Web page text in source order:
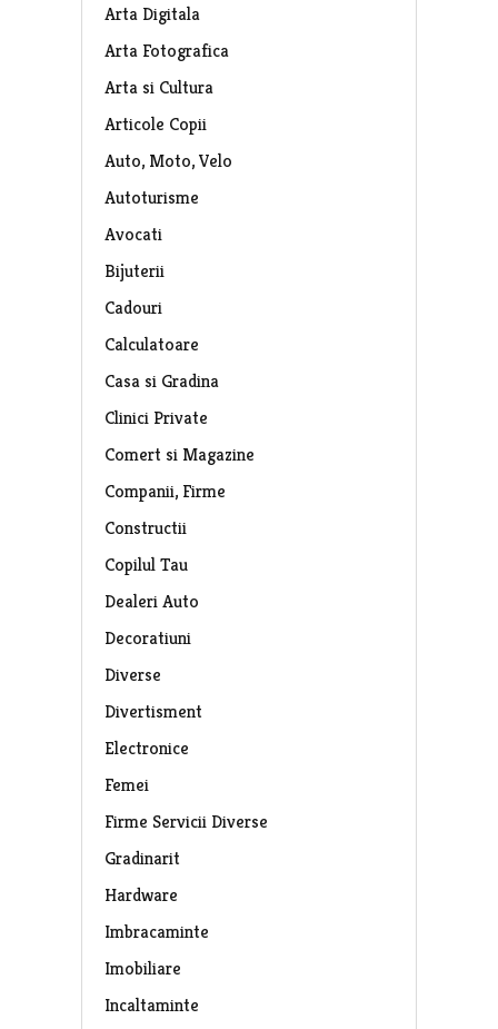
Arta Digitala
Arta Fotografica
Arta si Cultura
Articole Copii
Auto, Moto, Velo
Autoturisme
Avocati
Bijuterii
Cadouri
Calculatoare
Casa si Gradina
Clinici Private
Comert si Magazine
Companii, Firme
Constructii
Copilul Tau
Dealeri Auto
Decoratiuni
Diverse
Divertisment
Electronice
Femei
Firme Servicii Diverse
Gradinarit
Hardware
Imbracaminte
Imobiliare
Incaltaminte